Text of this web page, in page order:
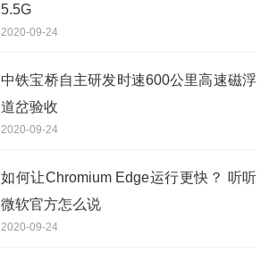
5.5G
2020-09-24
中铁宝桥自主研发时速600公里高速磁浮
道岔验收
2020-09-24
如何让Chromium Edge运行更快？ 听听
微软官方怎么说
2020-09-24